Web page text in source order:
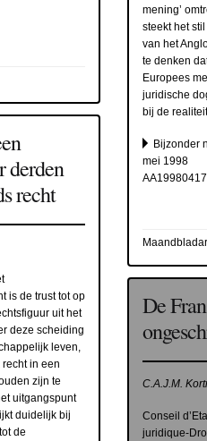
derden
recht
is de trust tot op
uit het
deze scheiding
leven,
in een
zijn te
uitgangspunt
duidelijk bij
de
mening’
steekt het
van het
te denken
Europees
juridische
bij de
Bijzonder
mei 1998
AA19980417
De
C.A.J.M.
Conseil
juridique-